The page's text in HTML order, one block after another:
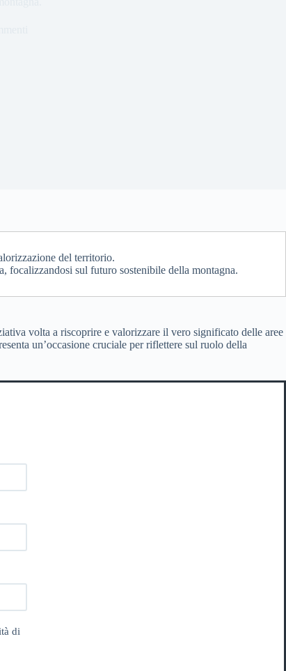
del territorio.
focalizzandosi sul futuro sostenibile della montagna.
volta a riscoprire e valorizzare il vero significato delle aree
un’occasione cruciale per riflettere sul ruolo della
di